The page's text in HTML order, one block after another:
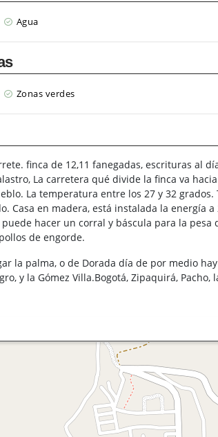
Agua
Zonas verdes
finca de 12,11 fanegadas, escrituras al
La carretera qué divide la finca va
La temperatura entre los 27 y 32
Casa en madera, está instalada la energía
hacer un corral y báscula para la
de engorde.
la palma, o de Dorada día de por medio
y la Gómez Villa.Bogotá, Zipaquirá, Pacho,